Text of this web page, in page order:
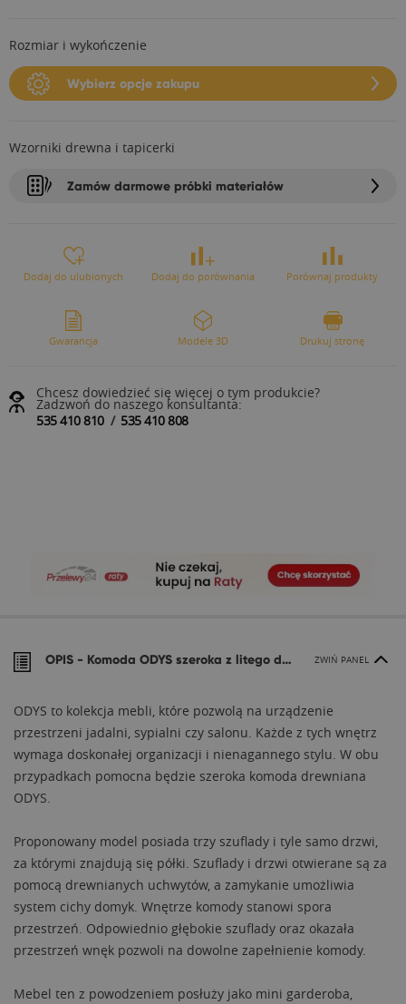
Rozmiar i wykończenie
Wybierz opcje zakupu
Wzorniki drewna i tapicerki
Zamów darmowe próbki materiałów
Dodaj do ulubionych Dodaj do porównania Porównaj produkty
Gwarancja Modele 3D Drukuj stronę
Chcesz dowiedzieć się więcej o tym produkcie?
Zadzwoń do naszego konsultanta:
535 410 810/ 535 410 808
OPIS - Komoda ODYS szeroka z litego drewna ZWIŃ PANEL
ODYS to kolekcja mebli, które pozwolą na urządzenie
przestrzeni jadalni, sypialni czy salonu. Każde z tych wnętrz
wymaga doskonałej organizacji i nienagannego stylu. W obu
przypadkach pomocna będzie szeroka komoda drewniana
ODYS.
Proponowany model posiada trzy szuflady i tyle samo drzwi,
za którymi znajdują się półki. Szuflady i drzwi otwierane są za
pomocą drewnianych uchwytów, a zamykanie umożliwia
system cichy domyk. Wnętrze komody stanowi spora
przestrzeń. Odpowiednio głębokie szuflady oraz okazała
przestrzeń wnęk pozwoli na dowolne zapełnienie komody.
Mebel ten z powodzeniem posłuży jako mini garderoba,